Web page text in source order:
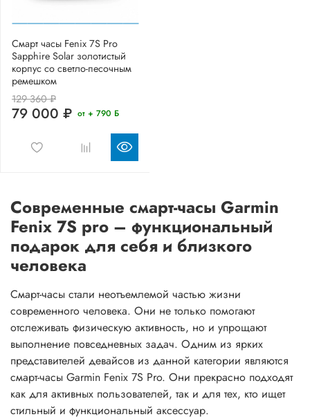
Смарт часы Fenix 7S Pro
Sapphire Solar золотистый
корпус со светло-песочным
ремешком
129 360 ₽
79 000 ₽ от + 790 Б
Современные смарт-часы Garmin
Fenix 7S pro – функциональный
подарок для себя и близкого
человека
Смарт-часы стали неотъемлемой частью жизни
современного человека. Они не только помогают
отслеживать физическую активность, но и упрощают
выполнение повседневных задач. Одним из ярких
представителей девайсов из данной категории являются
смарт-часы Garmin Fenix 7S Pro. Они прекрасно подходят
как для активных пользователей, так и для тех, кто ищет
стильный и функциональный аксессуар.